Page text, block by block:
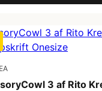
3 af Rito